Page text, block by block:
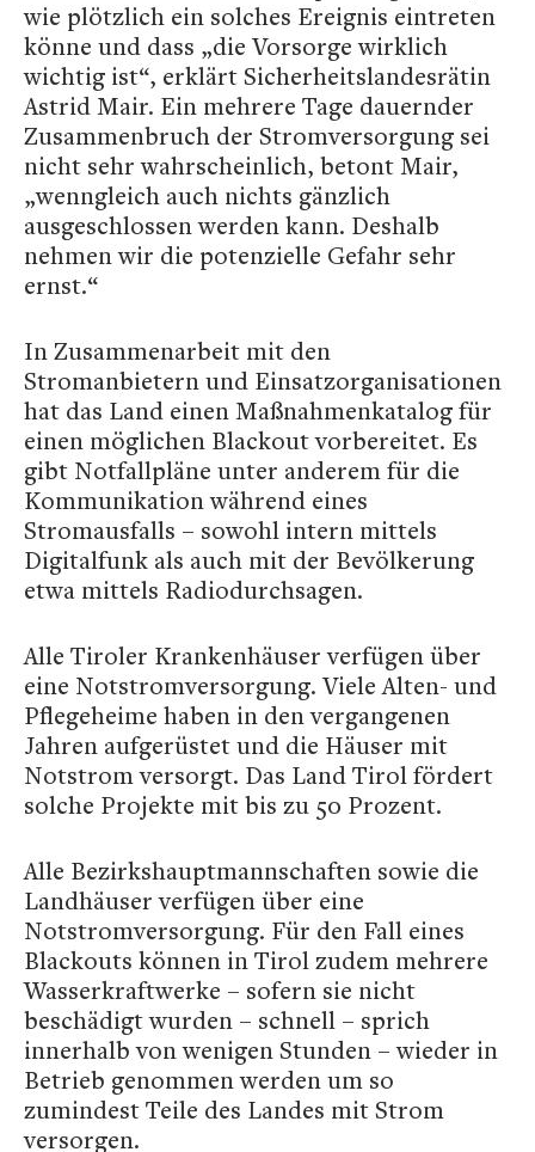
wie plötzlich ein solches Ereignis eintreten
könne und dass „die Vorsorge wirklich
wichtig ist“, erklärt Sicherheitslandesrätin
Astrid Mair. Ein mehrere Tage dauernder
Zusammenbruch der Stromversorgung sei
nicht sehr wahrscheinlich, betont Mair,
„wenngleich auch nichts gänzlich
ausgeschlossen werden kann. Deshalb
nehmen wir die potenzielle Gefahr sehr
ernst.“
In Zusammenarbeit mit den
Stromanbietern und Einsatzorganisationen
hat das Land einen Maßnahmenkatalog für
einen möglichen Blackout vorbereitet. Es
gibt Notfallpläne unter anderem für die
Kommunikation während eines
Stromausfalls – sowohl intern mittels
Digitalfunk als auch mit der Bevölkerung
etwa mittels Radiodurchsagen.
Alle Tiroler Krankenhäuser verfügen über
eine Notstromversorgung. Viele Alten- und
Pflegeheime haben in den vergangenen
Jahren aufgerüstet und die Häuser mit
Notstrom versorgt. Das Land Tirol fördert
solche Projekte mit bis zu 50 Prozent.
Alle Bezirkshauptmannschaften sowie die
Landhäuser verfügen über eine
Notstromversorgung. Für den Fall eines
Blackouts können in Tirol zudem mehrere
Wasserkraftwerke – sofern sie nicht
beschädigt wurden – schnell – sprich
innerhalb von wenigen Stunden – wieder in
Betrieb genommen werden um so
zumindest Teile des Landes mit Strom
versorgen.